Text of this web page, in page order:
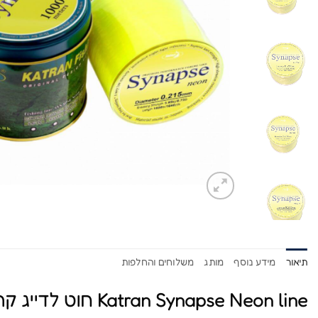
תיאור מידע נוסף מותג משלוחים והחלפות
Katran Synapse Neon line חוט לדייג קרפיון